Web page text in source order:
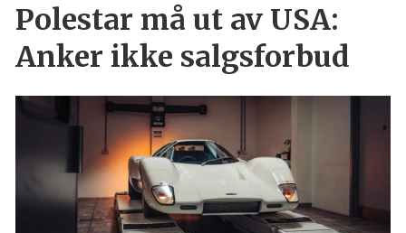
Polestar må ut av USA:
Anker ikke salgsforbud